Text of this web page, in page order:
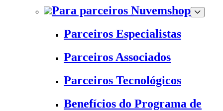
Para parceiros Nuvemshop
Parceiros Especialistas
Parceiros Associados
Parceiros Tecnológicos
Benefícios do Programa de